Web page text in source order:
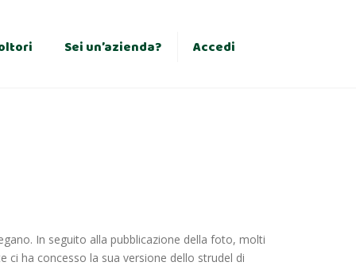
Sei un’azienda? Accedi
In seguito alla pubblicazione della foto, molti
ha concesso la sua versione dello strudel di